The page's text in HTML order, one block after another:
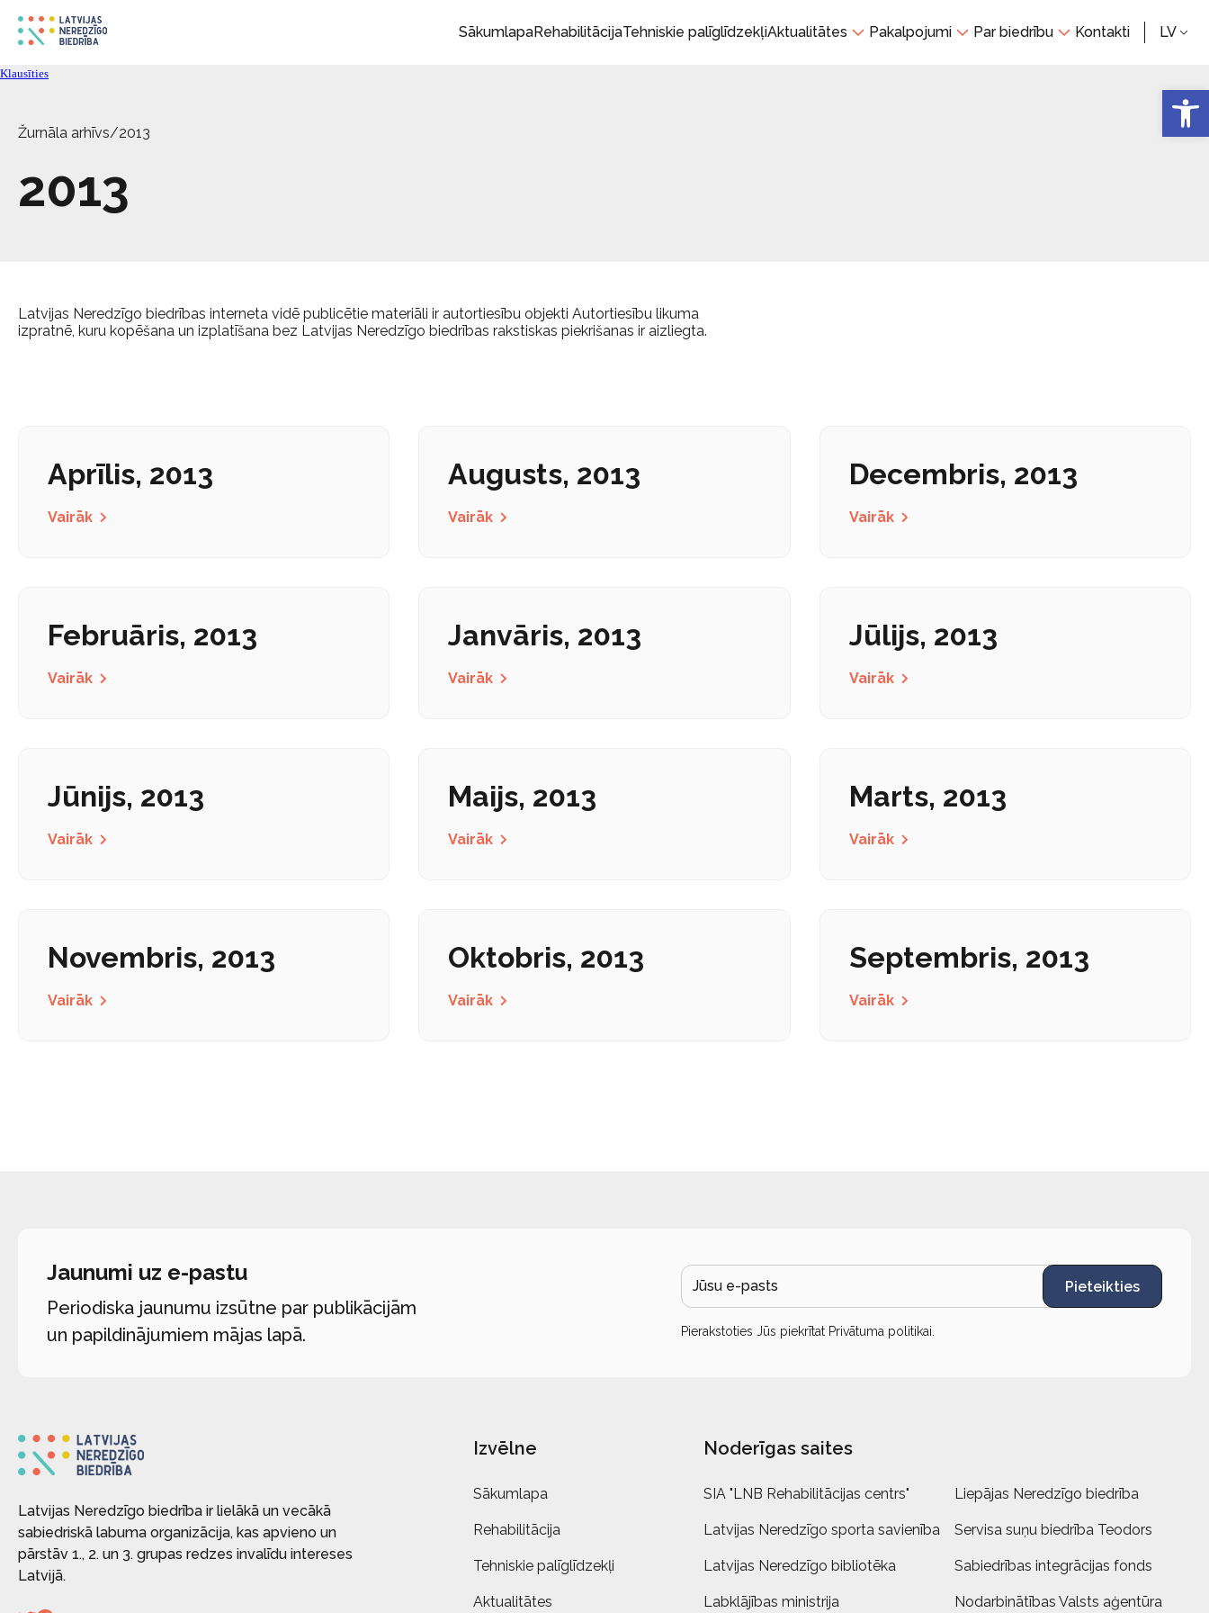
SākumlapaRehabilitācijaTehniskie palīglīdzekļiAktualitātes Pakalpojumi Par biedrību Kontakti LV
Klausīties
Žurnāla arhīvs/2013
2013
Latvijas Neredzīgo biedrības interneta vidē publicētie materiāli ir autortiesību objekti Autortiesību likuma
izpratnē, kuru kopēšana un izplatīšana bez Latvijas Neredzīgo biedrības rakstiskas piekrišanas ir aizliegta.
Aprīlis, 2013
Vairāk
Augusts, 2013
Vairāk
Decembris, 2013
Vairāk
Februāris, 2013
Vairāk
Janvāris, 2013
Vairāk
Jūlijs, 2013
Vairāk
Jūnijs, 2013
Vairāk
Maijs, 2013
Vairāk
Marts, 2013
Vairāk
Novembris, 2013
Vairāk
Oktobris, 2013
Vairāk
Septembris, 2013
Vairāk
Jaunumi uz e-pastu
Periodiska jaunumu izsūtne par publikācijām
un papildinājumiem mājas lapā.
Pieteikties
Pierakstoties Jūs piekrītat Privātuma politikai
Latvijas Neredzīgo biedrība ir lielākā un vecākā
sabiedriskā labuma organizācija, kas apvieno un
pārstāv 1., 2. un 3. grupas redzes invalīdu intereses
Latvijā.
Izvēlne
Sākumlapa
Rehabilitācija
Tehniskie palīglīdzekļi
Aktualitātes
Noderīgas saites
SIA "LNB Rehabilitācijas centrs" Liepājas Neredzīgo biedrība
Latvijas Neredzīgo sporta savienība Servisa suņu biedrība Teodors
Latvijas Neredzīgo bibliotēka Sabiedrības integrācijas fonds
Labklājības ministrija Nodarbinātības Valsts aģentūra